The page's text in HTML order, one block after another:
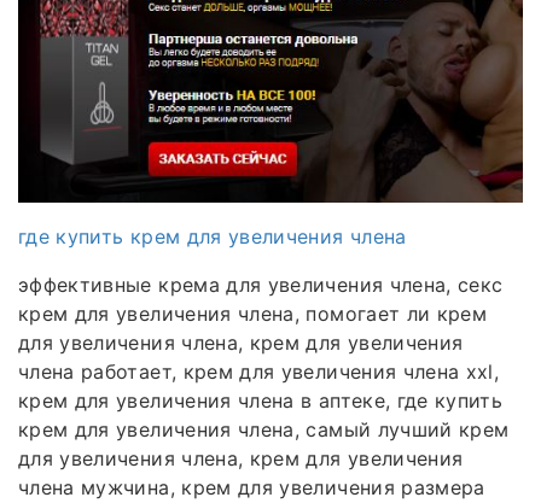
где купить крем для увеличения члена
эффективные крема для увеличения члена, секс
крем для увеличения члена, помогает ли крем
для увеличения члена, крем для увеличения
члена работает, крем для увеличения члена xxl,
крем для увеличения члена в аптеке, где купить
крем для увеличения члена, самый лучший крем
для увеличения члена, крем для увеличения
члена мужчина, крем для увеличения размера